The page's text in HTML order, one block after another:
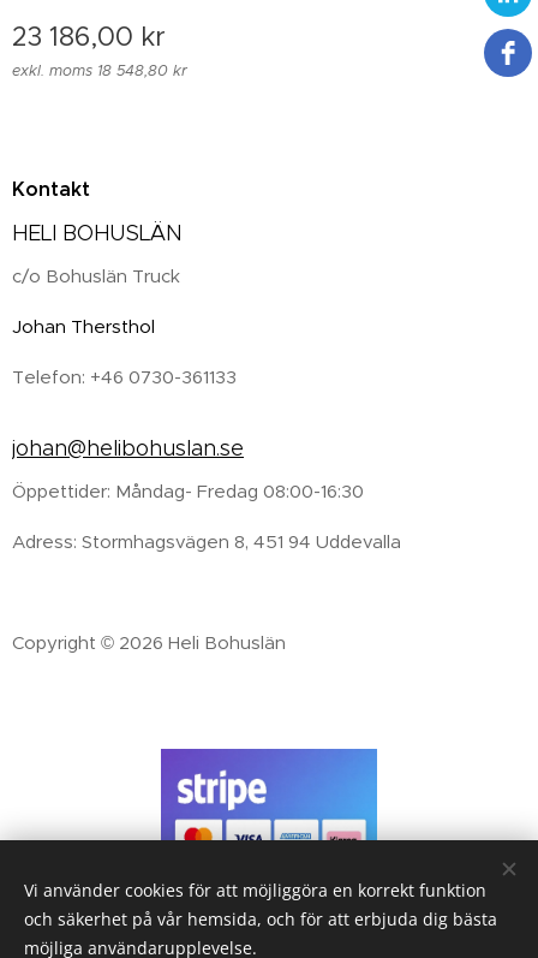
23 186,00 kr
exkl. moms 18 548,80 kr
Kontakt
HELI BOHUSLÄN
c/o Bohuslän Truck
Johan Thersthol
Telefon: +46 0730-361133
johan@helibohuslan.se
Öppettider: Måndag- Fredag 08:00-16:30
Adress: Stormhagsvägen 8, 451 94 Uddevalla
Copyright © 2026 Heli Bohuslän
Handla tryggt med
Betallösningar från Stripe
Vi använder cookies för att möjliggöra en korrekt funktion
och säkerhet på vår hemsida, och för att erbjuda dig bästa
möjliga användarupplevelse.